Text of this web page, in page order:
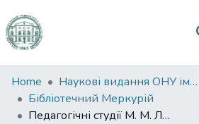
Communities
&
Collections
Home
Наукові видання ОНУ імені І. І. Мечникова
Бібліотечний Меркурій
Педагогічні студії М. М. Ланге (за матеріалами особового архівного фонду): до 160-річчя від дня народження вченого